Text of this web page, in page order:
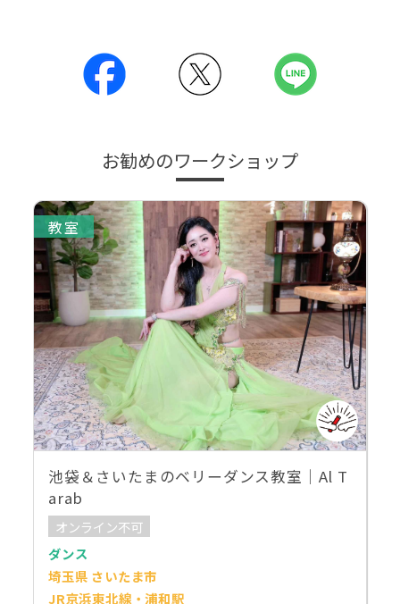
お勧めのワークショップ
教室
池袋＆さいたまのベリーダンス教室｜Al T
arab
オンライン不可
ダンス
埼玉県 さいたま市
JR京浜東北線・浦和駅